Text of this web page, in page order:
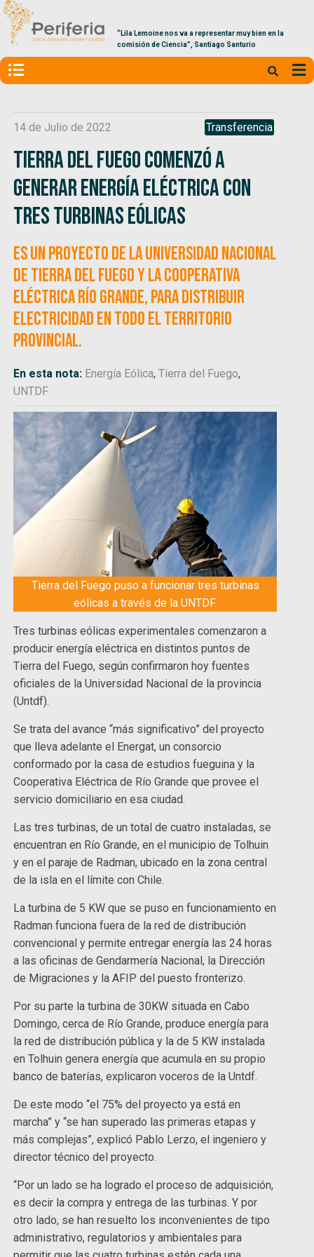
“Lila Lemoine nos va a representar muy bien en la
comisión de Ciencia”, Santiago Santurio
14 de Julio de 2022 Transferencia
Tierra del Fuego comenzó a
generar energía eléctrica con
tres turbinas eólicas
Es un proyecto de la Universidad Nacional
de Tierra del Fuego y la Cooperativa
Eléctrica Río Grande, para distribuir
electricidad en todo el territorio
provincial.
En esta nota: Energía Eólica,Tierra del Fuego,
UNTDF
Tierra del Fuego puso a funcionar tres turbinas
eólicas a través de la UNTDF.
Tres turbinas eólicas experimentales comenzaron a
producir energía eléctrica en distintos puntos de
Tierra del Fuego, según confirmaron hoy fuentes
oficiales de la Universidad Nacional de la provincia
(Untdf).
Se trata del avance “más significativo” del proyecto
que lleva adelante el Energat, un consorcio
conformado por la casa de estudios fueguina y la
Cooperativa Eléctrica de Río Grande que provee el
servicio domiciliario en esa ciudad.
Las tres turbinas, de un total de cuatro instaladas, se
encuentran en Río Grande, en el municipio de Tolhuin
y en el paraje de Radman, ubicado en la zona central
de la isla en el límite con Chile.
La turbina de 5 KW que se puso en funcionamiento en
Radman funciona fuera de la red de distribución
convencional y permite entregar energía las 24 horas
a las oficinas de Gendarmería Nacional, la Dirección
de Migraciones y la AFIP del puesto fronterizo.
Por su parte la turbina de 30KW situada en Cabo
Domingo, cerca de Río Grande, produce energía para
la red de distribución pública y la de 5 KW instalada
en Tolhuin genera energía que acumula en su propio
banco de baterías, explicaron voceros de la Untdf.
De este modo “el 75% del proyecto ya está en
marcha” y “se han superado las primeras etapas y
más complejas”, explicó Pablo Lerzo, el ingeniero y
director técnico del proyecto.
“Por un lado se ha logrado el proceso de adquisición,
es decir la compra y entrega de las turbinas. Y por
otro lado, se han resuelto los inconvenientes de tipo
administrativo, regulatorios y ambientales para